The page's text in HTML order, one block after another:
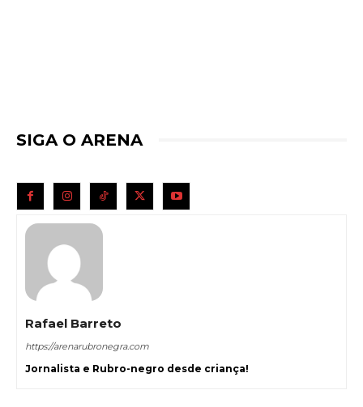
SIGA O ARENA
Rafael Barreto
https://arenarubronegra.com
Jornalista e Rubro-negro desde criança!